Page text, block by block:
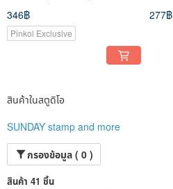
346฿
Pinkoi Exclusive
277฿
สินค้าในสตูดิโอ
SUNDAY stamp and more
กรองข้อมูล ( 0 )
สินค้า 41 ชิ้น